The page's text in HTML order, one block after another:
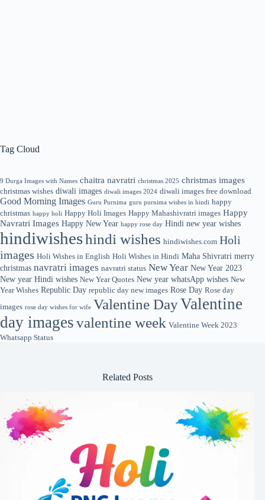
Tag Cloud
9 Durga Images with Names chaitra navratri christmas 2025 christmas images
christmas wishes diwali images diwali images 2024 diwali images free download
Good Morning Images Guru Purnima guru purnima wishes in hindi happy
christmas happy holi Happy Holi Images Happy Mahashivratri images Happy
Navratri Images Happy New Year happy rose day Hindi new year wishes
hindiwisheshindi wishes hindiwishes.com Holi
images Holi Wishes in English Holi Wishes in Hindi Maha Shivratri merry
christmas navratri images navratri status New Year New Year 2023
New year Hindi wishes New Year Quotes New year whatsApp wishes New
Year Wishes Republic Day republic day new images Rose Day Rose day
images rose day wishes for wife Valentine DayValentine
day imagesvalentine week Valentine Week 2023
Whatsapp Status
Related Posts